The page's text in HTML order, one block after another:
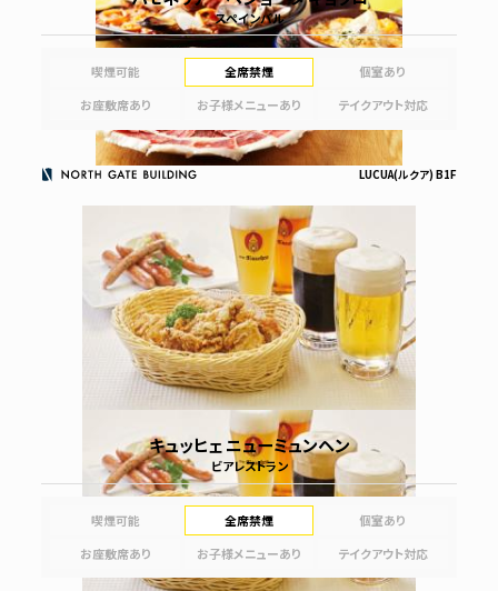
スペインバル
喫煙可能 全席禁煙
個室あり
お座敷席あり
お子様メニューあり テイクアウト対応
LUCUA(ルクア) B1F
キュッヒェ ニューミュンヘン
ビアレストラン
喫煙可能 全席禁煙
個室あり
お座敷席あり
お子様メニューあり テイクアウト対応